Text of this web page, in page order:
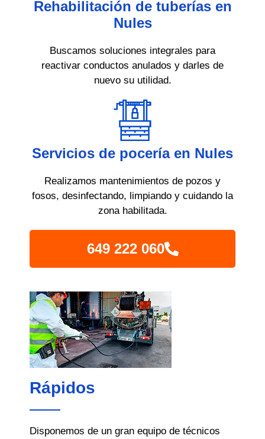
Rehabilitación de tuberías en
Nules
Buscamos soluciones integrales para
reactivar conductos anulados y darles de
nuevo su utilidad.
Servicios de pocería en Nules
Realizamos mantenimientos de pozos y
fosos, desinfectando, limpiando y cuidando la
zona habilitada.
649 222 060
Rápidos
Disponemos de un gran equipo de técnicos